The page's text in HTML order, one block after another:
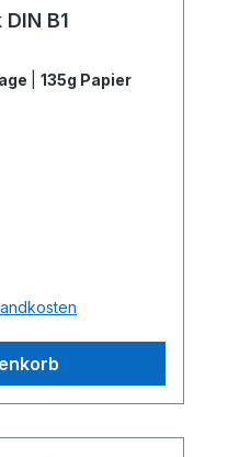
B1
135g Papier